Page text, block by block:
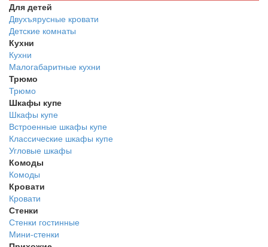
Для детей
Двухъярусные кровати
Детские комнаты
Кухни
Кухни
Малогабаритные кухни
Трюмо
Трюмо
Шкафы купе
Шкафы купе
Встроенные шкафы купе
Классические шкафы купе
Угловые шкафы
Комоды
Комоды
Кровати
Кровати
Стенки
Стенки гостинные
Мини-стенки